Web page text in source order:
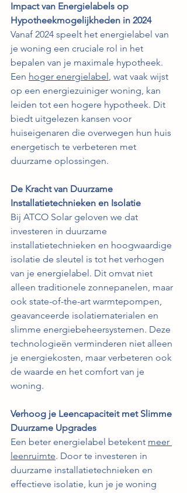
Impact van Energielabels op
Hypotheekmogelijkheden in 2024
Vanaf 2024 speelt het energielabel van
je woning een cruciale rol in het
bepalen van je maximale hypotheek.
Een hoger energielabel, wat vaak wijst
op een energiezuiniger woning, kan
leiden tot een hogere hypotheek. Dit
biedt uitgelezen kansen voor
huiseigenaren die overwegen hun huis
energetisch te verbeteren met
duurzame oplossingen.
De Kracht van Duurzame
Installatietechnieken en Isolatie
Bij ATCO Solar geloven we dat
investeren in duurzame
installatietechnieken en hoogwaardige
isolatie de sleutel is tot het verhogen
van je energielabel. Dit omvat niet
alleen traditionele zonnepanelen, maar
ook state-of-the-art warmtepompen,
geavanceerde isolatiematerialen en
slimme energiebeheersystemen. Deze
technologieën verminderen niet alleen
je energiekosten, maar verbeteren ook
de waarde en het comfort van je
woning.
Verhoog je Leencapaciteit met Slimme
Duurzame Upgrades
Een beter energielabel betekent meer
leenruimte. Door te investeren in
duurzame installatietechnieken en
effectieve isolatie, kun je je woning